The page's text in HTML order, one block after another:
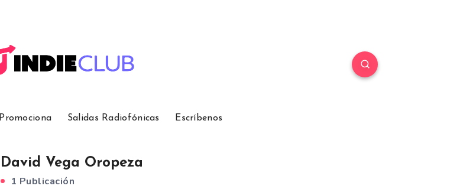
Promociona Salidas Radiofónicas Escríbenos
David Vega Oropeza
1 Publicación